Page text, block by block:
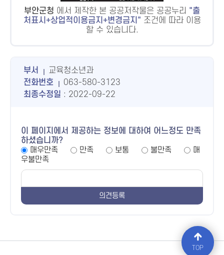
부안군청 에서 제작한 본 공공저작물은 공공누리
출
처표시+상업적이용금지+변경금지
조건에 따라 이용
할 수 있습니다.
부서
교육청소년과
전화번호
063-580-3123
최종수정일 : 2022-09-22
이 페이지에서 제공하는 정보에 대하여 어느정도 만족
하셨습니까?
매우만족
만족 보통 불만족
매
우불만족
TOP